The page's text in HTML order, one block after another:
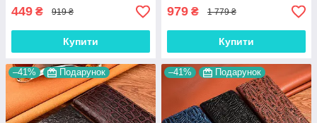
449 ₴ 919 ₴
Купити
979 ₴ 1 779 ₴
Купити
–41% Подарунок –41% Подарунок